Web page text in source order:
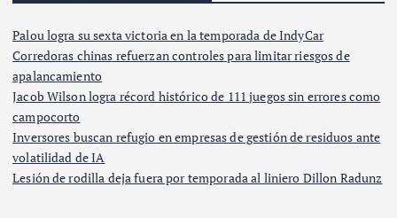
Palou logra su sexta victoria en la temporada de IndyCar
Corredoras chinas refuerzan controles para limitar riesgos de
apalancamiento
Jacob Wilson logra récord histórico de 111 juegos sin errores como
campocorto
Inversores buscan refugio en empresas de gestión de residuos ante
volatilidad de IA
Lesión de rodilla deja fuera por temporada al liniero Dillon Radunz